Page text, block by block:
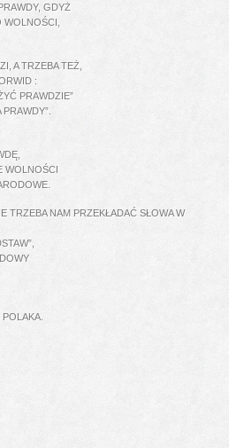
GDYŻ
A TRZEBA TEŻ,
:
PRAWDZIE”
WOLNOŚCI
TRZEBA NAM PRZEKŁADAĆ SŁOWA W